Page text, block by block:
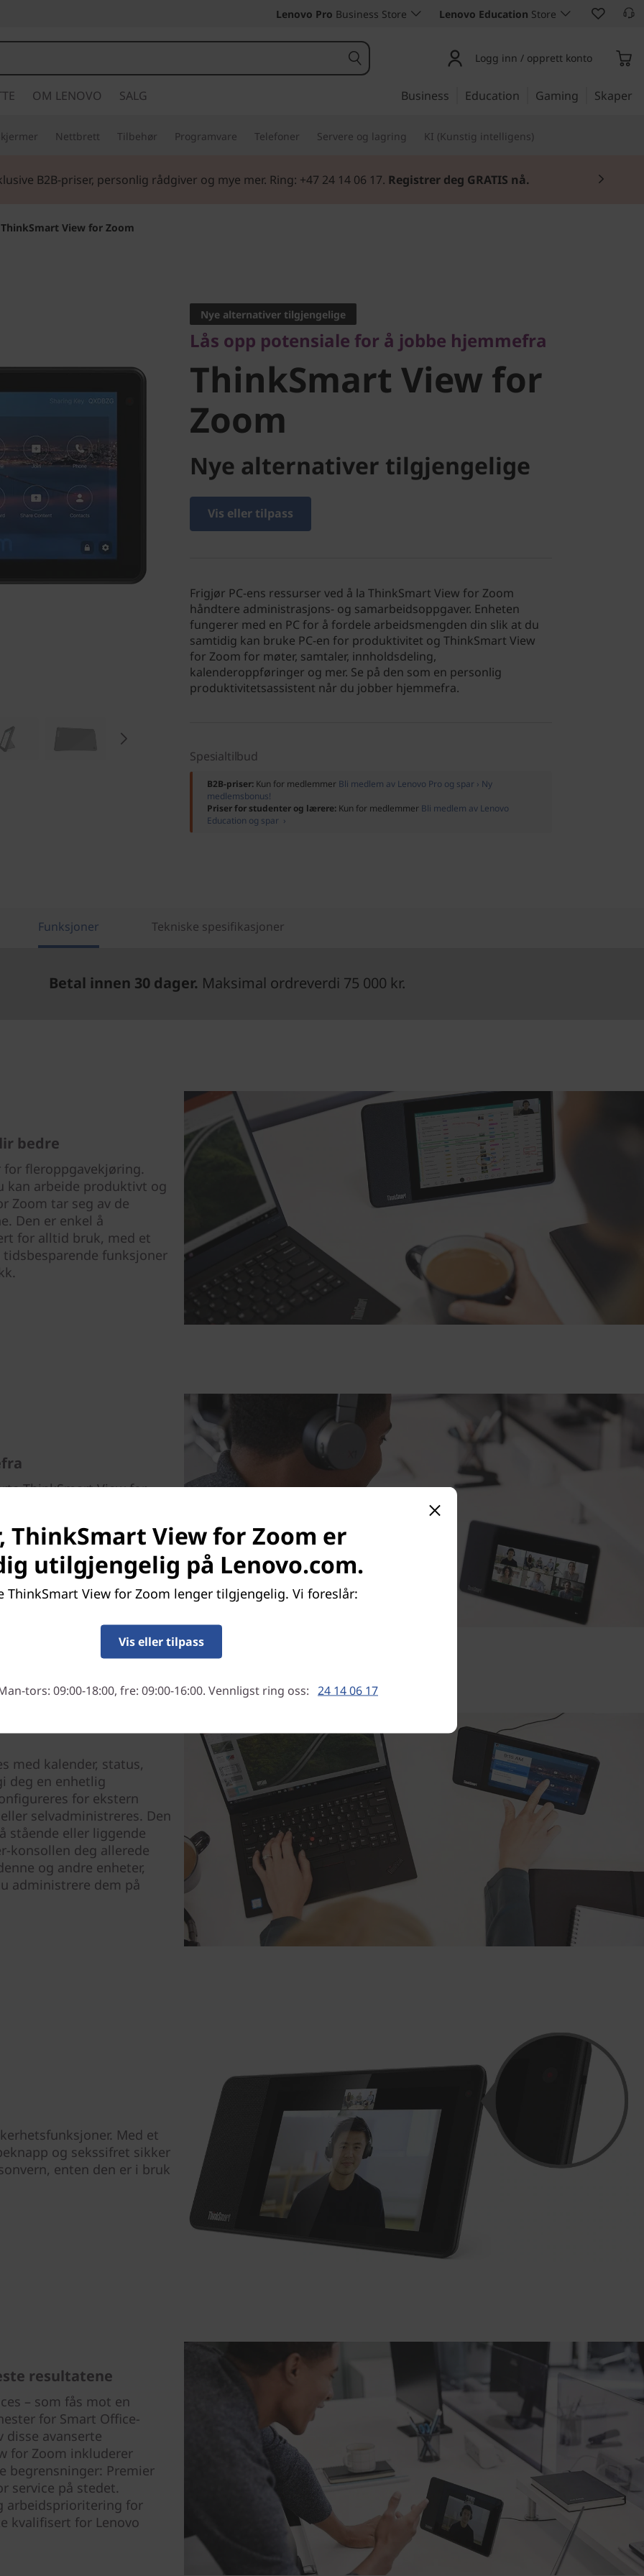
Lenovo Pro Business Store Lenovo Education Store
Logg inn / opprett konto
OM LENOVO SALG Business Education Gaming Skaper
Nettbrett Tilbehør Programvare Telefoner Servere og lagring KI (Kunstig intelligens)
B2B-priser, personlig rådgiver og mye mer. Ring: +47 24 14 06 17. Registrer deg GRATIS nå.
ThinkSmart View for Zoom
ThinkSmart View
for Zoom
Nye alternativer tilgjengelige
Lås opp potensiale for å jobbe hjemmefra
ThinkSmart View for
Zoom
Nye alternativer tilgjengelige
Vis eller tilpass
Frigjør PC-ens ressurser ved å la ThinkSmart View for Zoom
håndtere administrasjons- og samarbeidsoppgaver. Enheten
fungerer med en PC for å fordele arbeidsmengden din slik at du
samtidig kan bruke PC-en for produktivitet og ThinkSmart View
for Zoom for møter, samtaler, innholdsdeling,
kalenderoppføringer og mer. Se på den som en personlig
produktivitetsassistent når du jobber hjemmefra.
Spesialtilbud
B2B-priser: Kun for medlemmer Bli medlem av Lenovo Pro og spar › Ny
medlemsbonus!
Priser for studenter og lærere: Kun for medlemmer Bli medlem av Lenovo
Education og spar ›
Funksjoner Tekniske spesifikasjoner
Betal innen 30 dager. Maksimal ordreverdi 75 000 kr.
bedre
for fleroppgavekjøring.
kan arbeide produktivt og
Zoom tar seg av de
Den er enkel å
for alltid bruk, med et
funksjoner
ThinkSmart View for
uten at dette påvirker
mer innholdsrike Zoom-
mikrofoner og
med kalender, status,
deg en enhetlig
for ekstern
selvadministreres. Den
stående eller liggende
konsollen deg allerede
og andre enheter,
administrere dem på
Med et
og sekssifret sikker
enten den er i bruk
resultatene
– som fås mot en
for Smart Office-
avanserte
for Zoom inkluderer
begrensninger: Premier
service på stedet.
arbeidsprioritering for
kvalifisert for Lenovo
ThinkSmart View for Zoom er
utilgjengelig på Lenovo.com.
ThinkSmart View for Zoom lenger tilgjengelig. Vi foreslår:
Vis eller tilpass
tors: 09:00-18:00, fre: 09:00-16:00. Vennligst ring oss: 24 14 06 17